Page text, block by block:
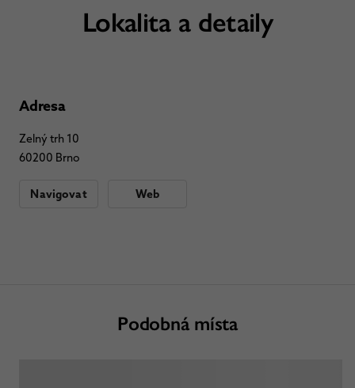
Lokalita a detaily
Adresa
Zelný trh 10
60200 Brno
Navigovat Web
Podobná místa